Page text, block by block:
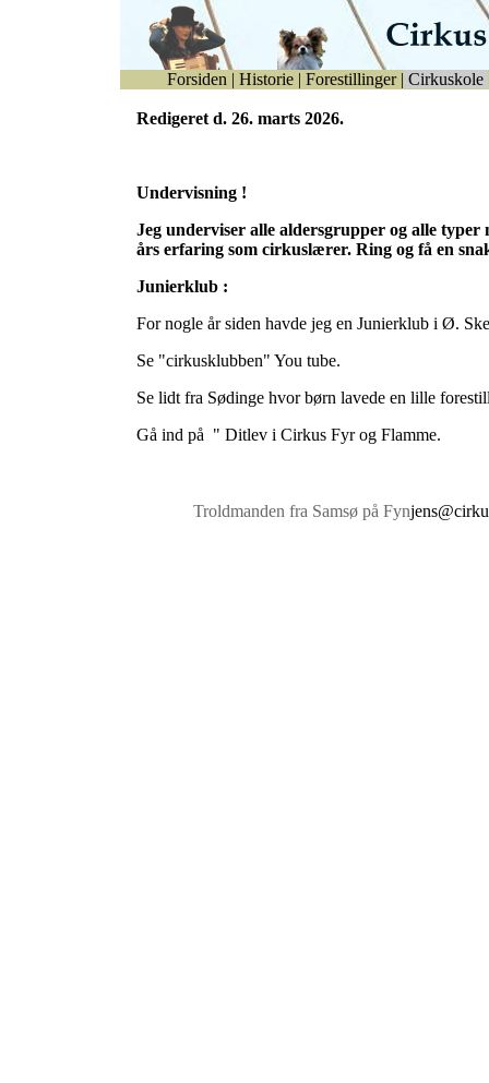
Forsiden | Historie | Forestillinger | Cirkuskole
Redigeret d. 26. marts 2026.
Undervisning !
Jeg underviser alle aldersgrupper og alle typer
års erfaring som cirkuslærer. Ring og få en
Junierklub :
For nogle år siden havde jeg en Junierklub i Ø.
Se "cirkusklubben" You tube.
Se lidt fra Sødinge hvor børn lavede en lille
Gå ind på " Ditlev i Cirkus Fyr og Flamme.
Troldmanden fra Samsø på Fyn